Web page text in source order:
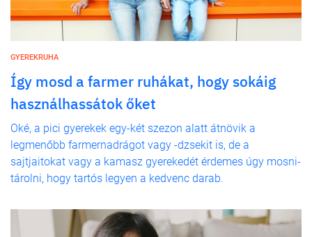
GYEREKRUHA
Így mosd a farmer ruhákat, hogy sokáig
használhassátok őket
Oké, a pici gyerekek egy-két szezon alatt átnövik a
legmenőbb farmernadrágot vagy -dzsekit is, de a
sajtjaitokat vagy a kamasz gyerekedét érdemes úgy mosni-
tárolni, hogy tartós legyen a kedvenc darab.